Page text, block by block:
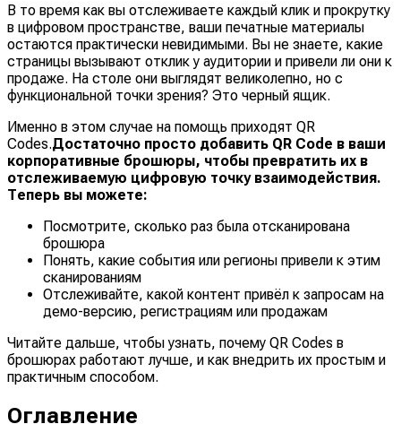
В то время как вы отслеживаете каждый клик и прокрутку
в цифровом пространстве, ваши печатные материалы
остаются практически невидимыми. Вы не знаете, какие
страницы вызывают отклик у аудитории и привели ли они к
продаже. На столе они выглядят великолепно, но с
функциональной точки зрения? Это черный ящик.
Именно в этом случае на помощь приходят QR
Codes.Достаточно просто добавить QR Code в ваши
корпоративные брошюры, чтобы превратить их в
отслеживаемую цифровую точку взаимодействия.
Теперь вы можете:
Посмотрите, сколько раз была отсканирована
брошюра
Понять, какие события или регионы привели к этим
сканированиям
Отслеживайте, какой контент привёл к запросам на
демо-версию, регистрациям или продажам
Читайте дальше, чтобы узнать, почему QR Codes в
брошюрах работают лучше, и как внедрить их простым и
практичным способом.
Оглавление